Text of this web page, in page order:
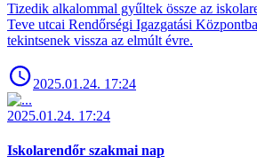
Tizedik alkalommal gyűltek össze az
Teve utcai Rendőrségi Igazgatási
tekintsenek vissza az elmúlt évre.
2025.01.24. 17:24
2025.01.24. 17:24
Iskolarendőr szakmai nap